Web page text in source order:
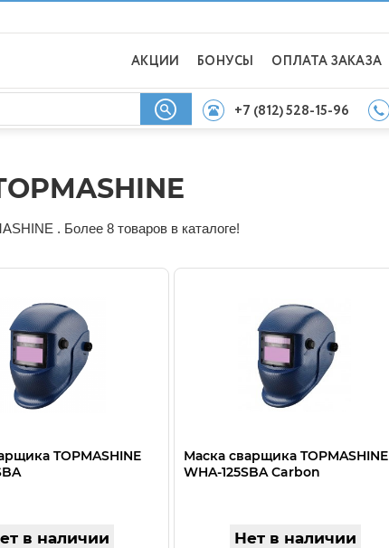
АКЦИИ БОНУСЫ ОПЛАТА ЗАКАЗА
+7 (812) 528-15-96
. Более 8 товаров в каталоге!
TOPMASHINE
в наличии
Маска сварщика TOPMASHINE
WHA-125SBA Carbon
Нет в наличии